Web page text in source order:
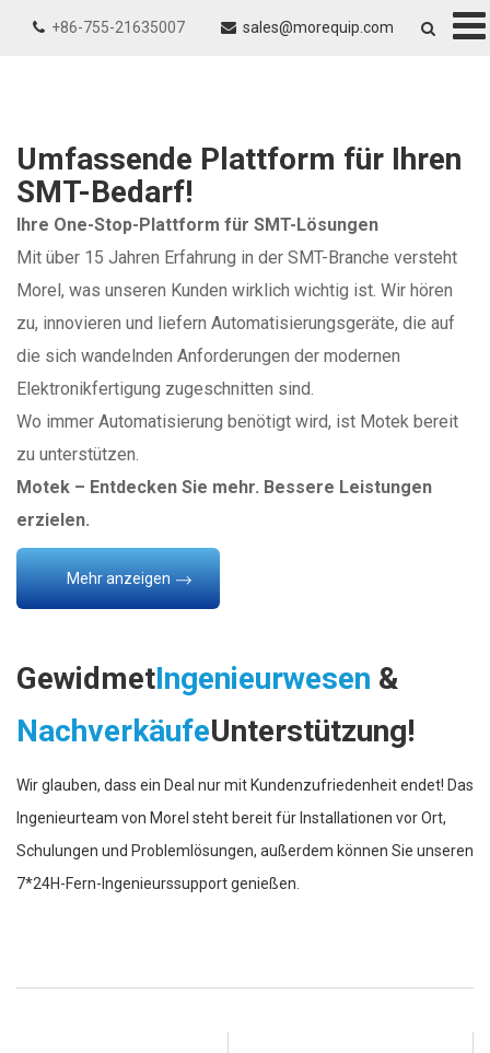
+86-755-21635007 sales@morequip.com
Zufriedenheitsgarantie
Mehr anzeigen
Umfassende Plattform für Ihren
SMT-Bedarf!
Ihre One-Stop-Plattform für SMT-Lösungen
Mit über 15 Jahren Erfahrung in der SMT-Branche versteht
Morel, was unseren Kunden wirklich wichtig ist. Wir hören
zu, innovieren und liefern Automatisierungsgeräte, die auf
die sich wandelnden Anforderungen der modernen
Elektronikfertigung zugeschnitten sind.
Wo immer Automatisierung benötigt wird, ist Motek bereit
zu unterstützen.
Motek – Entdecken Sie mehr. Bessere Leistungen
erzielen.
Mehr anzeigen
GewidmetIngenieurwesen &
NachverkäufeUnterstützung!
Wir glauben, dass ein Deal nur mit Kundenzufriedenheit endet! Das
Ingenieurteam von Morel steht bereit für Installationen vor Ort,
Schulungen und Problemlösungen, außerdem können Sie unseren
7*24H-Fern-Ingenieurssupport genießen.